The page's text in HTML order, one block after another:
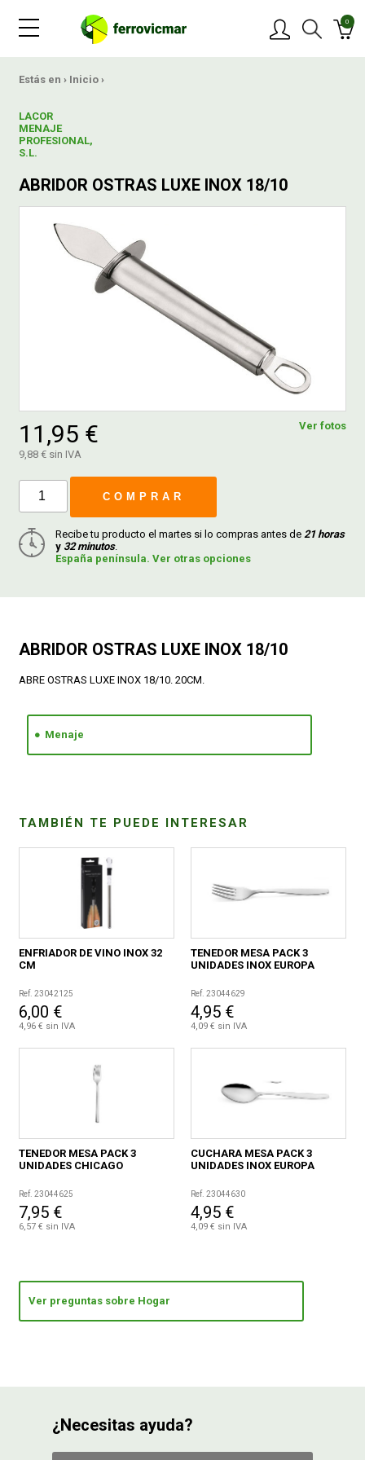
0
Estás en › Inicio ›
LACOR
MENAJE
PROFESIONAL,
S.L.
ABRIDOR OSTRAS LUXE INOX 18/10
Ver fotos
11,95 €
9,88 € sin IVA
COMPRAR
Recibe tu producto el martes si lo compras antes de21 horas
y 32 minutos.
España península. Ver otras opciones
ABRIDOR OSTRAS LUXE INOX 18/10
ABRE OSTRAS LUXE INOX 18/10. 20CM.
Menaje
TAMBIÉN TE PUEDE INTERESAR
ENFRIADOR DE VINO INOX 32
CM
Ref. 23042125
6,00 €
4,96 € sin IVA
TENEDOR MESA PACK 3
UNIDADES INOX EUROPA
Ref. 23044629
4,95 €
4,09 € sin IVA
TENEDOR MESA PACK 3
UNIDADES CHICAGO
Ref. 23044625
7,95 €
6,57 € sin IVA
CUCHARA MESA PACK 3
UNIDADES INOX EUROPA
Ref. 23044630
4,95 €
4,09 € sin IVA
Ver preguntas sobre Hogar
¿Necesitas ayuda?
OFERTAS
BLOG
CONTACTAR
FERROVICMAR
DESPIECE
FORMAS DE PAGO